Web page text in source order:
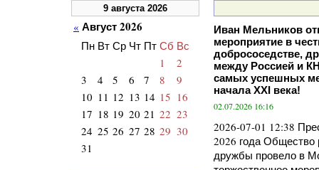
Иван Мельников
мероприятие в
добрососедстве,
между Россией и
самых успешных
начала XXI века!
02.07.2026 16:16
2026-07-01 12:38
2026 года Общество
дружбы провело в
9 августа 2026
« Август 2026
Пн Вт Ср Чт Пт Сб Вс
1
2
3
4 5 6 7 8
9
10 11 12 13 14 15 16
17 18 19 20 21 22 23
24 25 26 27 28 29 30
31